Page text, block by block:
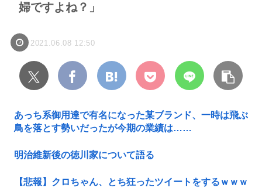
婦ですよね？」
2021.06.08 12:50
あっち系御用達で有名になった某ブランド、一時は飛ぶ
鳥を落とす勢いだったが今期の業績は……
明治維新後の徳川家について語る
【悲報】クロちゃん、とち狂ったツイートをするｗｗｗ